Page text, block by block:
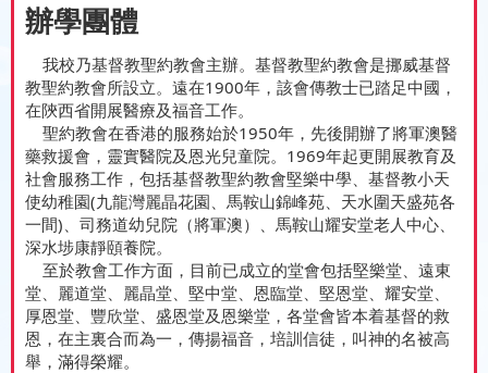
辦學團體
我校乃基督教聖約教會主辦。基督教聖約教會是挪威基督
教聖約教會所設立。遠在1900年，該會傳教士已踏足中國，
在陝西省開展醫療及福音工作。
聖約教會在香港的服務始於1950年，先後開辦了將軍澳醫
藥救援會，靈實醫院及恩光兒童院。1969年起更開展教育及
社會服務工作，包括基督教聖約教會堅樂中學、基督教小天
使幼稚園(九龍灣麗晶花園、馬鞍山錦峰苑、天水圍天盛苑各
一間)、司務道幼兒院（將軍澳）、馬鞍山耀安堂老人中心、
深水埗康靜頤養院。
至於教會工作方面，目前已成立的堂會包括堅樂堂、遠東
堂、麗道堂、麗晶堂、堅中堂、恩臨堂、堅恩堂、耀安堂、
厚恩堂、豐欣堂、盛恩堂及恩樂堂，各堂會皆本着基督的救
恩，在主裏合而為一，傳揚福音，培訓信徒，叫神的名被高
舉，滿得榮耀。